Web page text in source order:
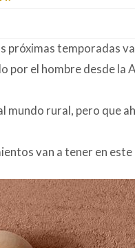
próximas temporadas
por el hombre desde
mundo rural, pero que
van a tener en